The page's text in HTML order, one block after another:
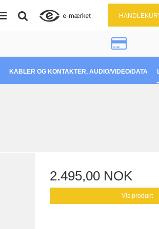
KABLER OG KONTAKTER, AUDIO/VIDEO/DATA
2.495,00 NOK
Vis produkt